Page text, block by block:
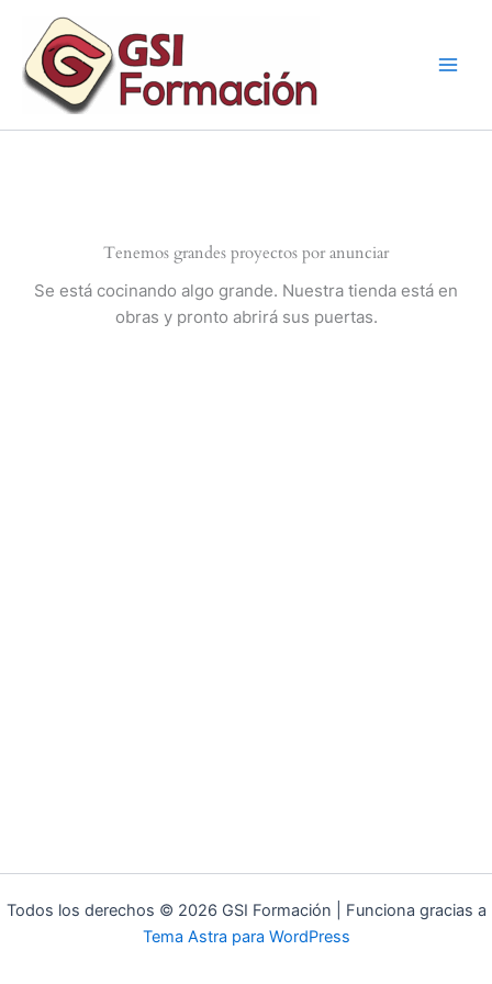
contenido
Tenemos grandes proyectos por anunciar
Se está cocinando algo grande. Nuestra tienda está en
obras y pronto abrirá sus puertas.
Todos los derechos © 2026 GSI Formación | Funciona gracias a
Tema Astra para WordPress